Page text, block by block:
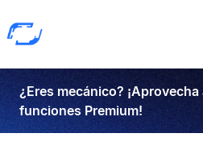
¿Eres mecánico?
funciones Premium!